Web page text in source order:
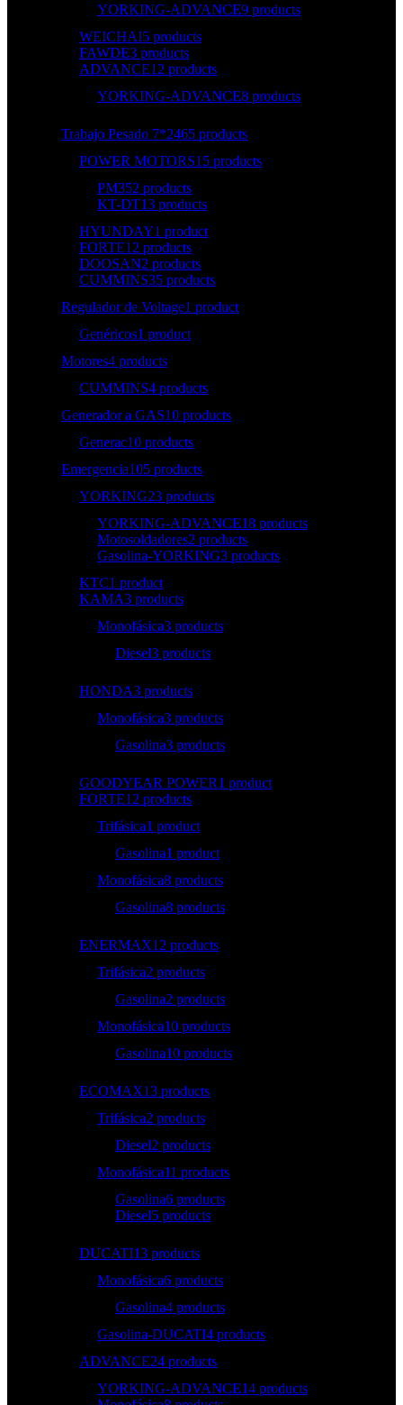
YORKING-ADVANCE9 products
WEICHAI5 products
FAWDE3 products
ADVANCE12 products
YORKING-ADVANCE8 products
Trabajo Pesado 7*2465 products
POWER MOTORS15 products
PM352 products
KT-DT13 products
HYUNDAY1 product
FORTE12 products
DOOSAN2 products
CUMMINS35 products
Regulador de Voltage1 product
Genéricos1 product
Motores4 products
CUMMINS4 products
Generador a GAS10 products
Generac10 products
Emergencia105 products
YORKING23 products
YORKING-ADVANCE18 products
Motosoldadores2 products
Gasolina-YORKING3 products
KTC1 product
KAMA3 products
Monofásica3 products
Diesel3 products
HONDA3 products
Monofásica3 products
Gasolina3 products
GOODYEAR POWER1 product
FORTE12 products
Trifásica1 product
Gasolina1 product
Monofásica8 products
Gasolina8 products
ENERMAX12 products
Trifásica2 products
Gasolina2 products
Monofásica10 products
Gasolina10 products
ECOMAX13 products
Trifásica2 products
Diesel2 products
Monofásica11 products
Gasolina6 products
Diesel5 products
DUCATI13 products
Monofásica6 products
Gasolina4 products
Gasolina-DUCATI4 products
ADVANCE24 products
YORKING-ADVANCE14 products